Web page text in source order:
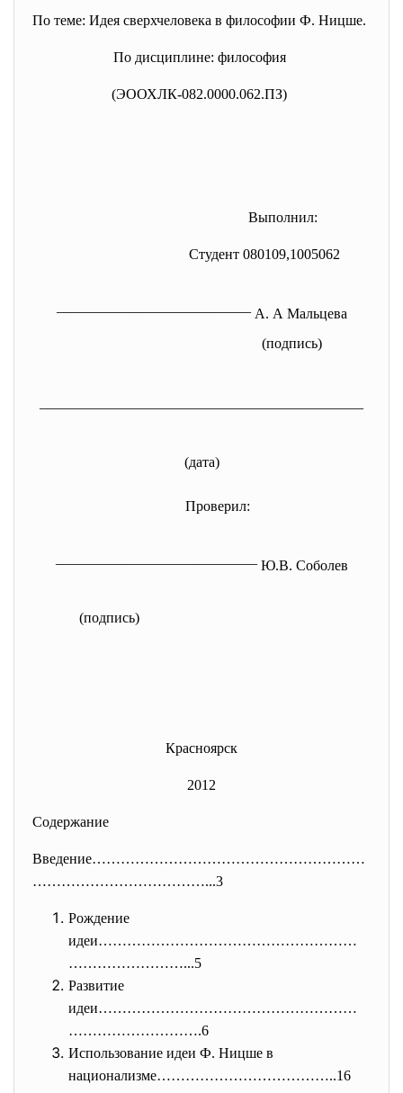
По теме: Идея сверхчеловека в философии Ф. Ницше.
По дисциплине: философия
(ЭООХЛК-082.0000.062.ПЗ)
Выполнил:
Студент 080109,1005062
А. А Мальцева
(подпись)
(дата)
Проверил:
Ю.В. Соболев
(подпись)
Красноярск
2012
Содержание
Введение…………………………………………………
………………………………...3
Рождение
идеи………………………………………………
……………………...5
Развитие
идеи………………………………………………
……………………….6
Использование идеи Ф. Ницше в
национализме………………………………..16